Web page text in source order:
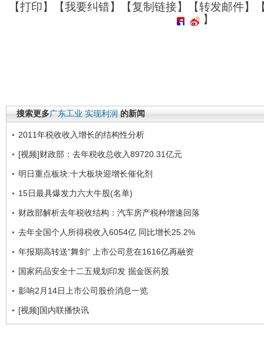
【打印】【我要纠错】【复制链接】【转发邮件】
】
搜索更多广东工业 实现利润 的新闻
2011年税收收入增长的结构性分析
[视频]财政部：去年税收总收入89720.31亿元
明日重点板块:十大板块迎增长催化剂
15日最具爆发力六大牛股(名单)
财政部解析去年税收结构：汽车房产税种增速回落
去年全国个人所得税收入6054亿 同比增长25.2%
年报期高转送“舞剑“ 上市公司意在1616亿再融资
国家药品安全十二五规划印发 掘金医药股
影响2月14日上市公司股价消息一览
[视频]国内联播快讯